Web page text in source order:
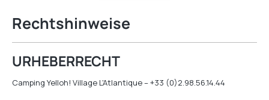
Rechtshinweise
URHEBERRECHT
Camping Yelloh! Village L'Atlantique – +33 (0)2.98.56.14.44